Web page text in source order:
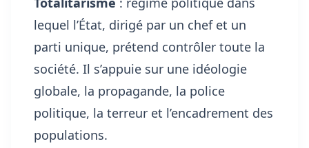
lequel l’État, dirigé par un chef et un
parti unique, prétend contrôler toute la
société. Il s’appuie sur une idéologie
globale, la propagande, la police
politique, la terreur et l’encadrement des
populations.